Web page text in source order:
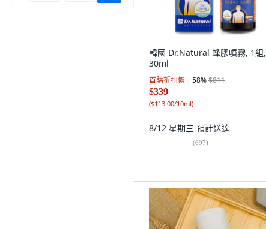
韓國 Dr.Natural 蜂膠噴霧, 1組,
30ml
首購折扣價 58%$811
$339
($113.00/10ml)
8/12 星期三 預計送達
(697)